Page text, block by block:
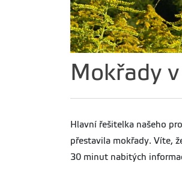
Mokřady
Hlavní řešitelka našeho
přestavila mokřady. Víte,
30 minut nabitých